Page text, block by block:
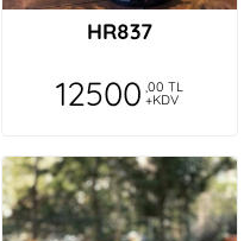
HR837
12500 ,00 TL
+KDV